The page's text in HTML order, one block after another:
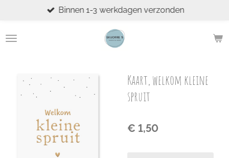
naar
Binnen 1-3 werkdagen verzonden
Kaart, welkom kleine
spruit
€ 1,50